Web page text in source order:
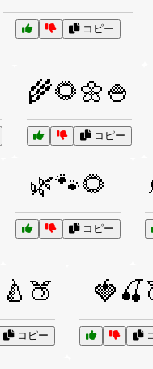
コピー
🌾🌻🌼🍚
コピー
🌿🐾🌻
コピー
コピー